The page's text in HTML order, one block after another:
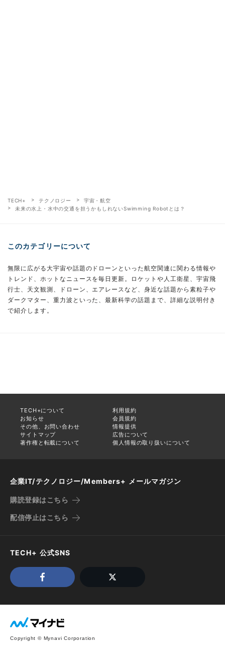
TECH+ テクノロジー
宇宙・航空
未来の水上・水中の交通を担うかもしれないSwimming Robotとは？
このカテゴリーについて
無限に広がる大宇宙や話題のドローンといった航空関連に関わる情報や
トレンド、ホットなニュースを毎日更新。ロケットや人工衛星、宇宙飛
行士、天文観測、ドローン、エアレースなど、身近な話題から素粒子や
ダークマター、重力波といった、最新科学の話題まで、詳細な説明付き
で紹介します。
TECH+について
利用規約
お知らせ
会員規約
その他、お問い合わせ
情報提供
サイトマップ
広告について
著作権と転載について
個人情報の取り扱いについて
企業IT/テクノロジー/Members+ メールマガジン
購読登録はこちら
配信停止はこちら
TECH+ 公式SNS
Copyright © Mynavi Corporation